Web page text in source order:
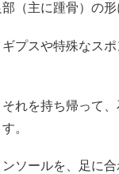
（主に踵骨）の形
プスや特殊なス
れを持ち帰って
。
ソールを、足に